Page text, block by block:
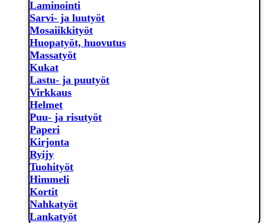
Laminointi
Sarvi- ja luutyöt
Mosaiikkityöt
Huopatyöt, huovutus
Massatyöt
Kukat
Lastu- ja puutyöt
Virkkaus
Helmet
Puu- ja risutyöt
Paperi
Kirjonta
Ryijy
Tuohityöt
Himmeli
Kortit
Nahkatyöt
Lankatyöt